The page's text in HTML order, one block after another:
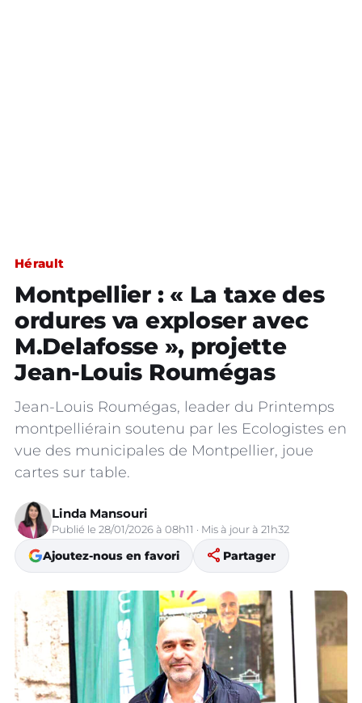
Hérault
Montpellier : « La taxe des
ordures va exploser avec
M.Delafosse », projette
Jean-Louis Roumégas
Jean-Louis Roumégas, leader du Printemps
montpelliérain soutenu par les Ecologistes en
vue des municipales de Montpellier, joue
cartes sur table.
Linda Mansouri
Publié le 28/01/2026 à 08h11 · Mis à jour à 21h32
Ajoutez-nous en favori share Partager